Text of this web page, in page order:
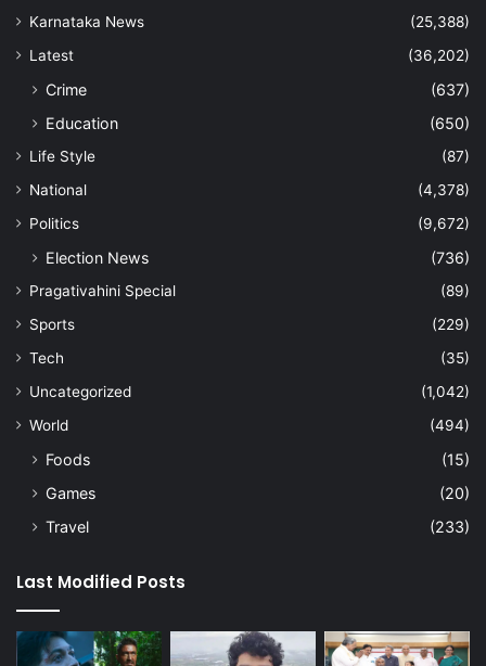
Karnataka News
(25,388)
Latest
(36,202)
Crime
(637)
Education
(650)
Life Style
(87)
National
(4,378)
Politics
(9,672)
Election News (736)
Pragativahini Special
(89)
Sports
(229)
Tech
(35)
Uncategorized
(1,042)
World
(494)
Foods
(15)
Games
(20)
Travel
(233)
Last Modified Posts